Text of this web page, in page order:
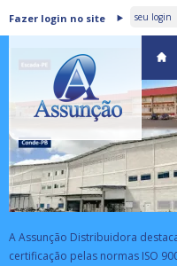
Fazer login no site
ASSUNÇÃO
CERTIFICADA PELA BSI
A Assunção Distribuidora
certificação pelas normas ISO